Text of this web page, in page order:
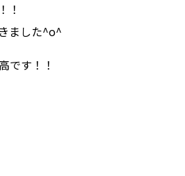
！
ました^o^
です！！